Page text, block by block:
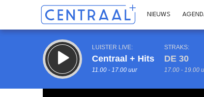
NIEUWS
LUISTER LIVE:
Centraal + Hits
11.00 - 17.00 uur
STRAKS:
DE 30
17.00 - 19.00